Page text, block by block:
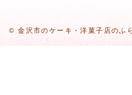
© 金沢市のケーキ・洋菓子店の